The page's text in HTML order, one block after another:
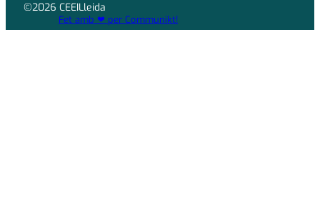
©2026 CEEILleida
Fet amb ❤ per Communikt!